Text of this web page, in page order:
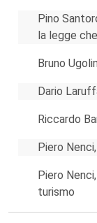
Pino
la legge
Bruno
Dario
Riccardo
Piero
Piero
turismo